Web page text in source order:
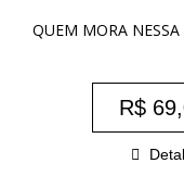
QUEM MORA NESSA
R$